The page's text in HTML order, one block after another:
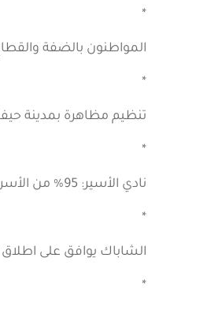
*
المواطنون بالضفة
*
تنظيم مظاهرة بمدينة
*
نادي الأسير: 95% من الأسرى يتعرضون لصنوف التعذيب في المعتقلات.
*
الشاباك يوافق على اطلاق
*